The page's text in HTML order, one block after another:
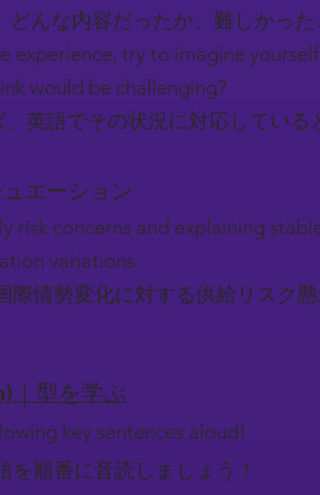
どんな内容だったか、難しかっ
experience, try to imagine
would be challenging?
英語でその状況に対応してい
エーション
risk concerns and explaining
variations.
際情勢変化に対する供給リスク
｜型を学ぶ
key sentences aloud!
を順番に音読しましょう！